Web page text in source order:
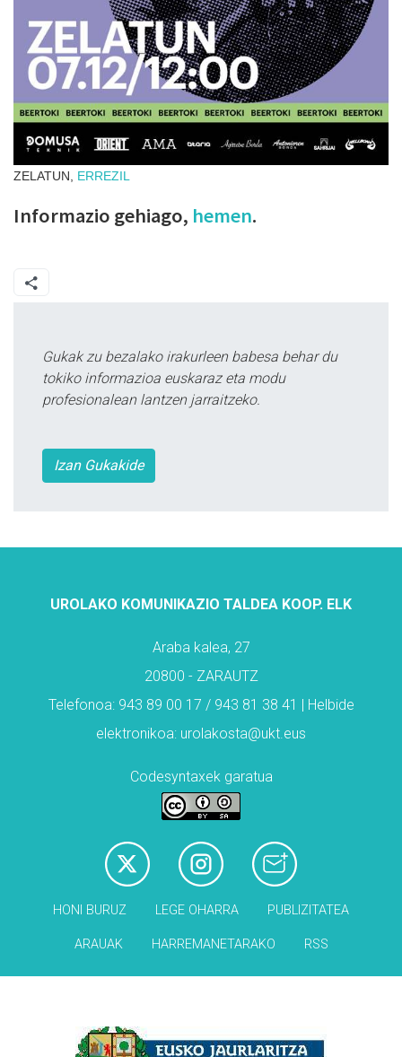
ZELATUN, ERREZIL
Informazio gehiago, hemen.
Gukak zu bezalako irakurleen babesa behar du
tokiko informazioa euskaraz eta modu
profesionalean lantzen jarraitzeko.
Izan Gukakide
UROLAKO KOMUNIKAZIO TALDEA KOOP. ELK
Araba kalea, 27
20800 - ZARAUTZ
Telefonoa: 943 89 00 17 / 943 81 38 41 | Helbide
elektronikoa: urolakosta@ukt.eus
Codesyntaxek garatua
HONI BURUZ LEGE OHARRA PUBLIZITATEA
ARAUAK HARREMANETARAKO RSS